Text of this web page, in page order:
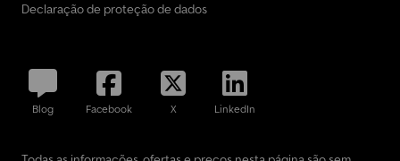
Declaração de proteção de dados
Blog Facebook X LinkedIn